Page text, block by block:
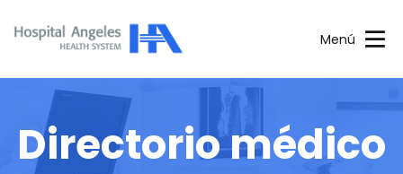
Menú
Directorio médico